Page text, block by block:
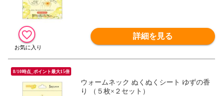
詳細を見る
8/10時点_ポイント最大15倍
ウォームネック ぬくぬくシート ゆずの香
り （５枚×２セット）